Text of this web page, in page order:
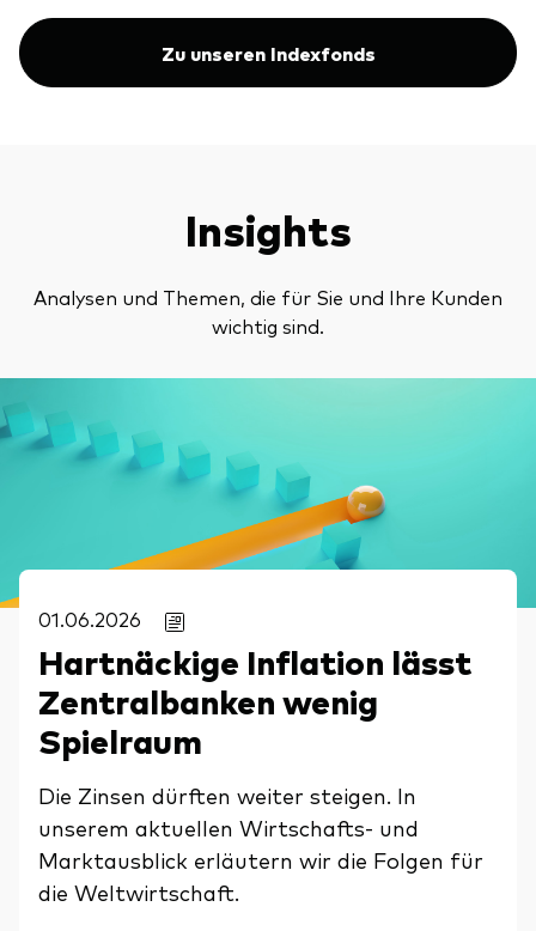
Zu unseren Indexfonds
Insights
Analysen und Themen, die für Sie und Ihre Kunden
wichtig sind.
01.06.2026
Hartnäckige Inflation lässt
Zentralbanken wenig
Spielraum
Die Zinsen dürften weiter steigen. In
unserem aktuellen Wirtschafts- und
Marktausblick erläutern wir die Folgen für
die Weltwirtschaft.